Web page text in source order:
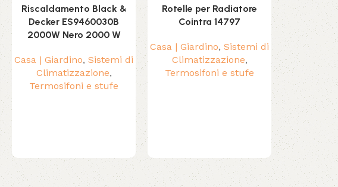
Riscaldamento Black &
Decker ES9460030B
2000W Nero 2000 W
Casa | Giardino, Sistemi di
Climatizzazione,
Termosifoni e stufe
Rotelle per Radiatore
Cointra 14797
Casa | Giardino, Sistemi di
Climatizzazione,
Termosifoni e stufe
2 L
Casa |